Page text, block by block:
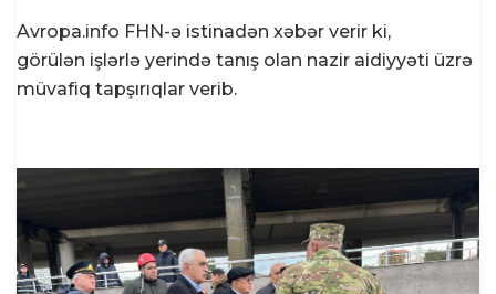
Avropa.info FHN-ə istinadən xəbər verir ki,
görülən işlərlə yerində tanış olan nazir aidiyyəti üzrə
müvafiq tapşırıqlar verib.